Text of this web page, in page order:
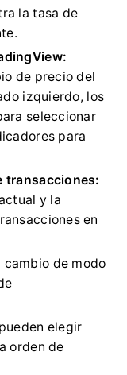
la tasa de
de precio del
izquierdo, los
seleccionar
para
transacciones:
y la
en
cambio de modo
elegir
orden de